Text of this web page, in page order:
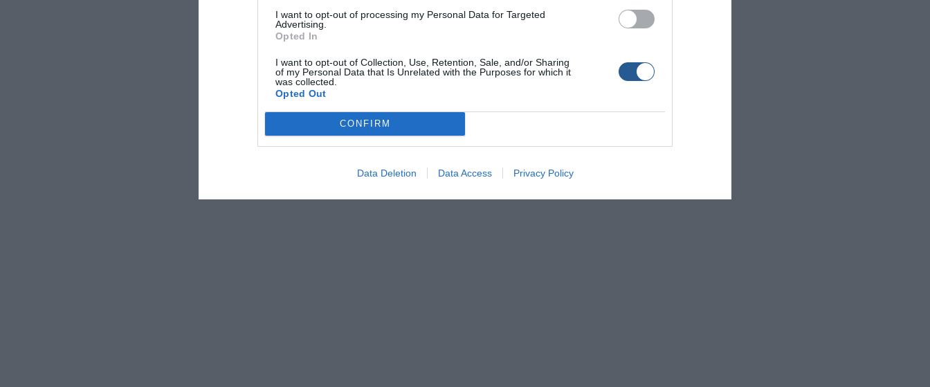
I want to opt-out of processing my Personal Data for Targeted
Advertising.
Opted In
I want to opt-out of Collection, Use, Retention, Sale, and/or Sharing
of my Personal Data that Is Unrelated with the Purposes for which it
was collected.
Opted Out
CONFIRM
Data Deletion Data Access Privacy Policy